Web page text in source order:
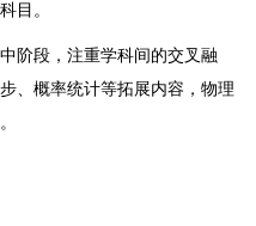
目。
段，注重学科间的交叉融
、概率统计等拓展内容，物理